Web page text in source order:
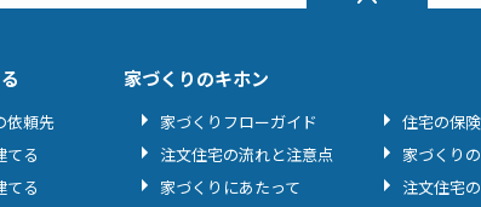
依頼先
てる
てる
家づくりのキホン
家づくりフローガイド
注文住宅の流れと注意点
家づくりにあたって
住宅の保
家づくり
注文住宅